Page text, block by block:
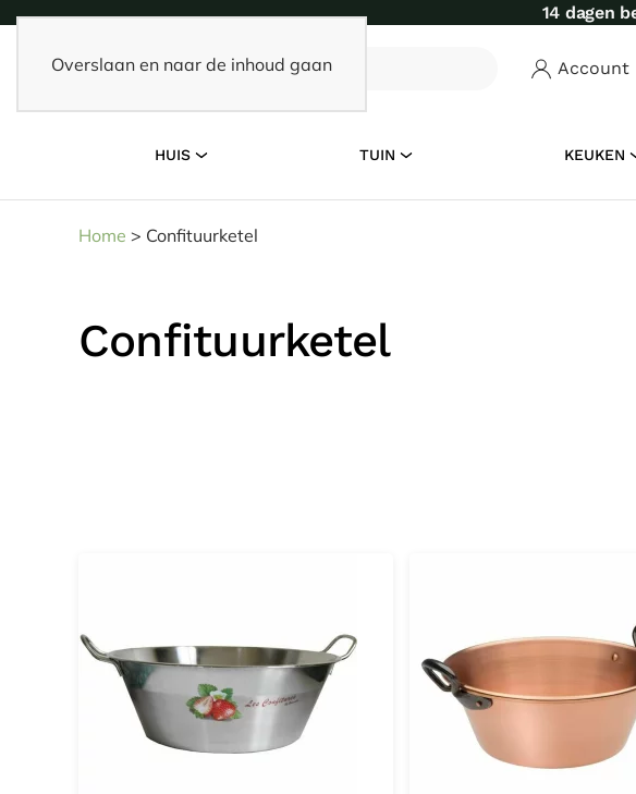
Overslaan en naar de inhoud gaan
14 dagen
Account
HUIS TUIN KEUKEN
Home > Confituurketel
Confituurketel